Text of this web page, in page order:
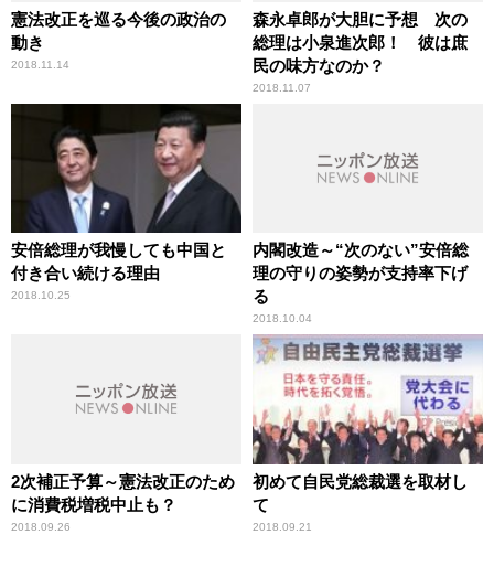
憲法改正を巡る今後の政治の
動き
2018.11.14
森永卓郎が大胆に予想 次の
総理は小泉進次郎！ 彼は庶
民の味方なのか？
2018.11.07
安倍総理が我慢しても中国と
付き合い続ける理由
2018.10.25
内閣改造～“次のない”安倍総
理の守りの姿勢が支持率下げ
る
2018.10.04
2次補正予算～憲法改正のため
に消費税増税中止も？
2018.09.26
初めて自民党総裁選を取材し
て
2018.09.21